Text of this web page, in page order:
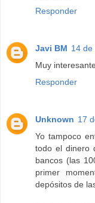
Responder
Javi BM 14 de
Muy
Responder
Unknown 17
Yo tampoco
todo el dinero
bancos (las
primer
depósitos de